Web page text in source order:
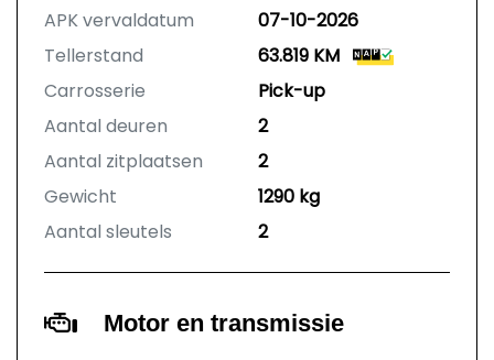
APK vervaldatum
07-10-2026
Tellerstand
63.819 KM
Carrosserie
Pick-up
Aantal deuren
2
Aantal zitplaatsen
2
Gewicht
1290 kg
Aantal sleutels
2
Motor en transmissie